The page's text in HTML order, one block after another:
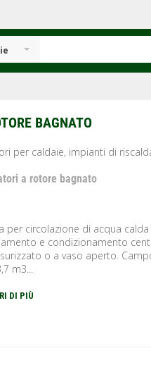
BAGNATO
per caldaie, impianti di
a rotore bagnato
per circolazione di acqua
e condizionamento
o a vaso aperto.
m3...
DI PIÙ